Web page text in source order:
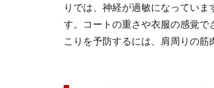
りでは、神経が過敏になってい
す。コートの重さや衣服の感覚で
こりを予防するには、肩周りの筋